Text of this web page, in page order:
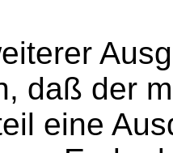
daß der
eine